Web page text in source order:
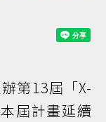
第13屆「X-
屆計畫延續